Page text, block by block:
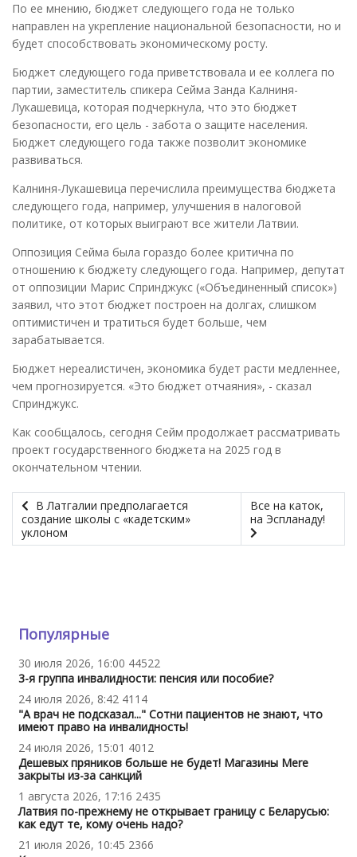
По ее мнению, бюджет следующего года не только
направлен на укрепление национальной безопасности, но и
будет способствовать экономическому росту.
Бюджет следующего года приветствовала и ее коллега по
партии, заместитель спикера Сейма Занда Калниня-
Лукашевица, которая подчеркнула, что это бюджет
безопасности, его цель - забота о защите населения.
Бюджет следующего года также позволит экономике
развиваться.
Калниня-Лукашевица перечислила преимущества бюджета
следующего года, например, улучшения в налоговой
политике, от которых выиграют все жители Латвии.
Оппозиция Сейма была гораздо более критична по
отношению к бюджету следующего года. Например, депутат
от оппозиции Марис Спринджукс («Объединенный список»)
заявил, что этот бюджет построен на долгах, слишком
оптимистичен и тратиться будет больше, чем
зарабатывается.
Бюджет нереалистичен, экономика будет расти медленнее,
чем прогнозируется. «Это бюджет отчаяния», - сказал
Спринджукс.
Как сообщалось, сегодня Сейм продолжает рассматривать
проект государственного бюджета на 2025 год в
окончательном чтении.
В Латгалии предполагается
создание школы с «кадетским»
уклоном
Все на каток,
на Эспланаду!
Популярные
30 июля 2026, 16:00 44522
3-я группа инвалидности: пенсия или пособие?
24 июля 2026, 8:42 4114
"А врач не подсказал..." Сотни пациентов не знают, что
имеют право на инвалидность!
24 июля 2026, 15:01 4012
Дешевых пряников больше не будет! Магазины Mere
закрыты из-за санкций
1 августа 2026, 17:16 2435
Латвия по-прежнему не открывает границу с Беларусью:
как едут те, кому очень надо?
21 июля 2026, 10:45 2366